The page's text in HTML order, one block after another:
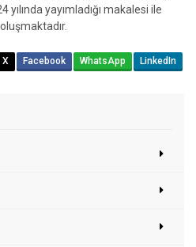
yılında yayımladığı makalesi ile
X Facebook WhatsApp LinkedIn